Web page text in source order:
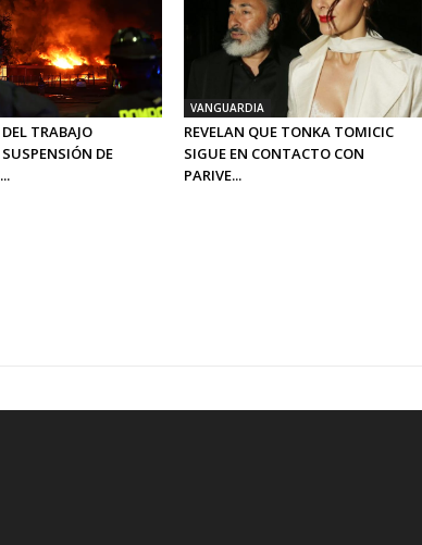
TRABAJO
DE
VANGUARDIA
REVELAN QUE TONKA TOMICIC
SIGUE EN CONTACTO CON
PARIVE...